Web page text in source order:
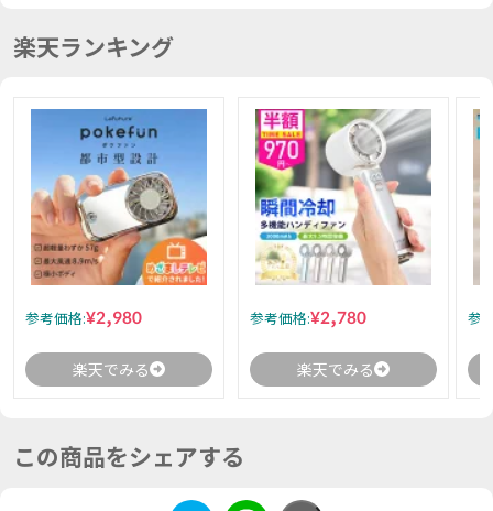
楽天ランキング
参考価格:¥2,980
楽天でみる
参考価格:¥2,780
楽天でみる
参
この商品をシェアする